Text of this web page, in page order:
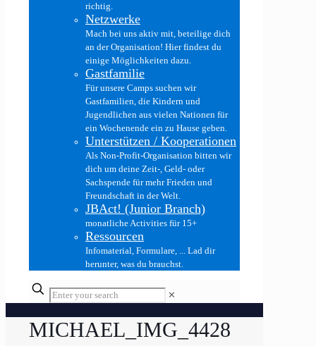
richtig.
Netzwerke
Mach bei uns aktiv mit, beteilige dich
an der Organisation! Hier findest du
einige Möglichkeiten dazu.
Gastfamilie
Für unsere Camps suchen wir
Gastfamilien, die Kindern und
Jugendlichen aus vielen Nationen für
ein Wochenende ein zu Hause geben.
Unterstützen / Kooperationen
Als Non-Profit-Organisation bitten wir
dich um deine Zeit-, Geld- oder
Sachspende für mehr Frieden und
Freundschaft in der Welt.
JBAct! (Junior Branch)
monatliche Activities für 15+
Ressourcen
Infomaterial, Formulare, ... Lad dir
herunter, was du brauchst.
✕
MICHAEL_IMG_4428